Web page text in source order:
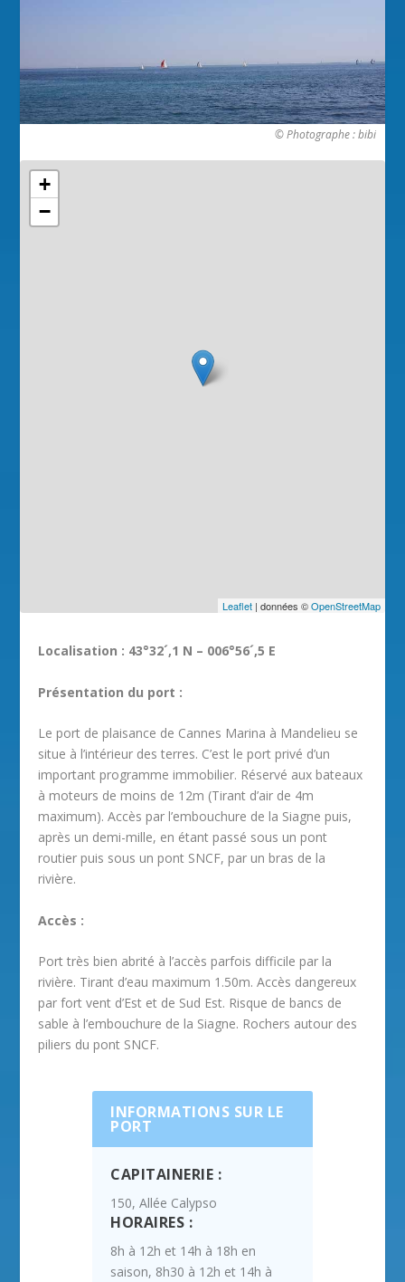
© Photographe : bibi
+
−
Leaflet| données ©OpenStreetMap
Localisation : 43°32´,1 N – 006°56´,5 E
Présentation du port :
Le port de plaisance de Cannes Marina à Mandelieu se
situe à l’intérieur des terres. C’est le port privé d’un
important programme immobilier. Réservé aux bateaux
à moteurs de moins de 12m (Tirant d’air de 4m
maximum). Accès par l’embouchure de la Siagne puis,
après un demi-mille, en étant passé sous un pont
routier puis sous un pont SNCF, par un bras de la
rivière.
Accès :
Port très bien abrité à l’accès parfois difficile par la
rivière. Tirant d’eau maximum 1.50m. Accès dangereux
par fort vent d’Est et de Sud Est. Risque de bancs de
sable à l’embouchure de la Siagne. Rochers autour des
piliers du pont SNCF.
INFORMATIONS SUR LE
PORT
CAPITAINERIE :
150, Allée Calypso
HORAIRES :
8h à 12h et 14h à 18h en
saison, 8h30 à 12h et 14h à